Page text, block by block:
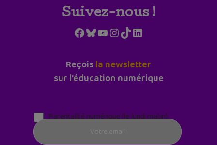
Suivez-nous !
Facebook
Bluesky
YouTube
Instagram
TikTokLinkedIn
Reçoisla newsletter
sur l'éducation numérique
Parentalité numérique (le lundi matin)